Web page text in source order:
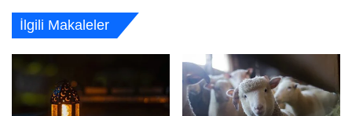
İlgili Makaleler